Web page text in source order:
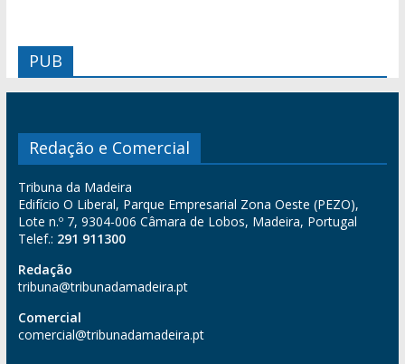
PUB
Redação e Comercial
Tribuna da Madeira
Edifício O Liberal, Parque Empresarial Zona Oeste (PEZO),
Lote n.º 7, 9304-006 Câmara de Lobos, Madeira, Portugal
Telef.: 291 911300
Redação
tribuna@tribunadamadeira.pt
Comercial
comercial@tribunadamadeira.pt